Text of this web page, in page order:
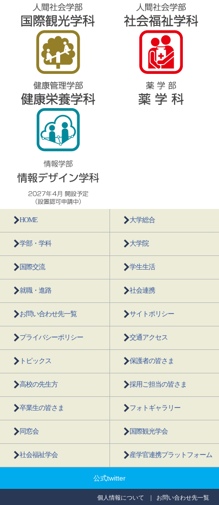
HOME 大学総合
学部・学科 大学院
国際交流 学生生活
就職・進路 社会連携
お問い合わせ先一覧 サイトポリシー
プライバシーポリシー 交通アクセス
トピックス 保護者の皆さま
高校の先生方 採用ご担当の皆さま
卒業生の皆さま フォトギャラリー
同窓会 国際観光学会
社会福祉学会 産学官連携プラットフォーム
公式twitter
個人情報について お問い合わせ先一覧